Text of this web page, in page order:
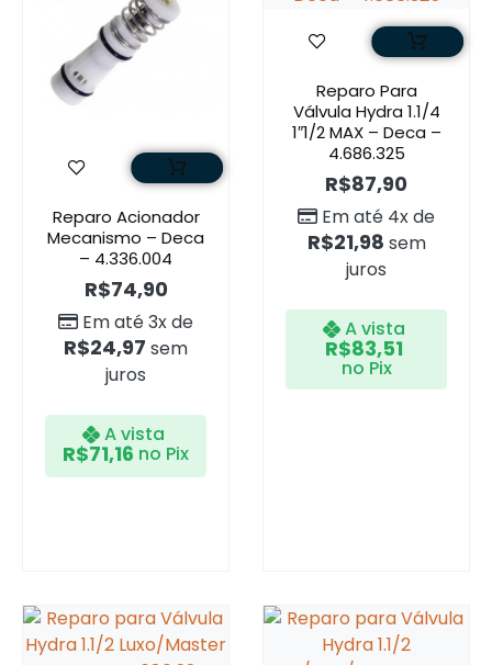
Reparo Acionador
Mecanismo – Deca
– 4.336.004
R$74,90
Em até 3x de
R$24,97 sem
juros
A vista
R$71,16 no Pix
Reparo Para
Válvula Hydra 1.1/4
1″1/2 MAX – Deca –
4.686.325
R$87,90
Em até 4x de
R$21,98 sem
juros
A vista
R$83,51
no Pix